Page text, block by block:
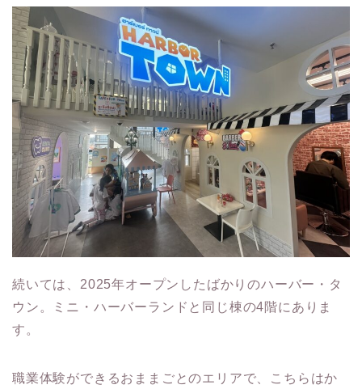
続いては、2025年オープンしたばかりのハーバー・タ
ウン。ミニ・ハーバーランドと同じ棟の4階にありま
す。
職業体験ができるおままごとのエリアで、こちらはか